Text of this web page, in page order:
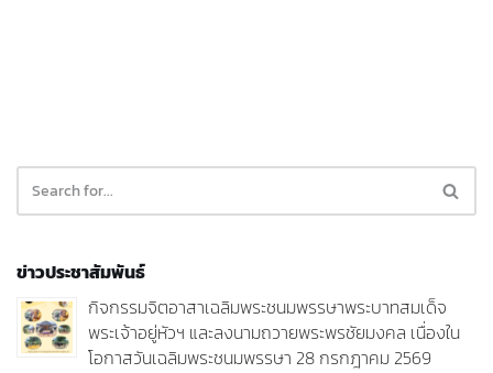
ข่าวประชาสัมพันธ์
กิจกรรมจิตอาสาเฉลิมพระชนมพรรษาพระบาทสมเด็จ
พระเจ้าอยู่หัวฯ และลงนามถวายพระพรชัยมงคล เนื่องใน
โอกาสวันเฉลิมพระชนมพรรษา 28 กรกฎาคม 2569